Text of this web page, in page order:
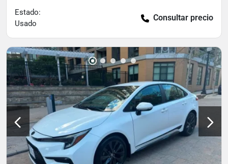
Estado:
Usado
Consultar precio